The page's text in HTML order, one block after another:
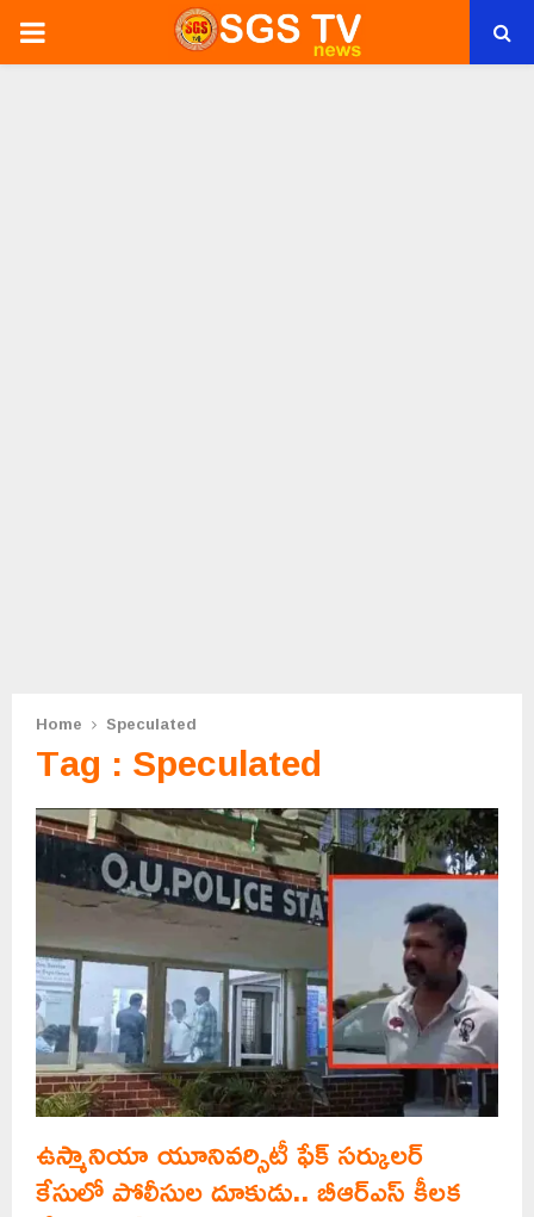
PRIMARY
Home Speculated
Tag : Speculated
ఉస్మానియా యూనివర్సిటీ ఫేక్ సర్కులర్
కేసులో పోలీసుల దూకుడు.. బీఆర్ఎస్ కీలక